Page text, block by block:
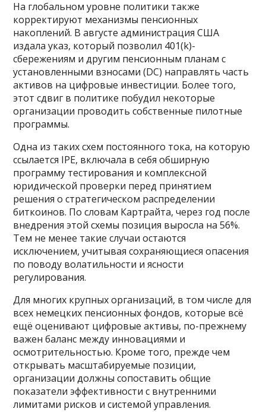
На глобальном уровне политики также
корректируют механизмы пенсионных
накоплений. В августе администрация США
издала указ, который позволил 401(k)-
сбережениям и другим пенсионным планам с
установленными взносами (DC) направлять часть
активов на цифровые инвестиции. Более того,
этот сдвиг в политике побудил некоторые
организации проводить собственные пилотные
программы.
Одна из таких схем постоянного тока, на которую
ссылается IPE, включала в себя обширную
программу тестирования и комплексной
юридической проверки перед принятием
решения о стратегическом распределении
биткоинов. По словам Картрайта, через год после
внедрения этой схемы позиция выросла на 56%.
Тем не менее такие случаи остаются
исключением, учитывая сохраняющиеся опасения
по поводу волатильности и ясности
регулирования.
Для многих крупных организаций, в том числе для
всех немецких пенсионных фондов, которые всё
ещё оценивают цифровые активы, по-прежнему
важен баланс между инновациями и
осмотрительностью. Кроме того, прежде чем
открывать масштабируемые позиции,
организации должны сопоставить общие
показатели эффективности с внутренними
лимитами рисков и системой управления.